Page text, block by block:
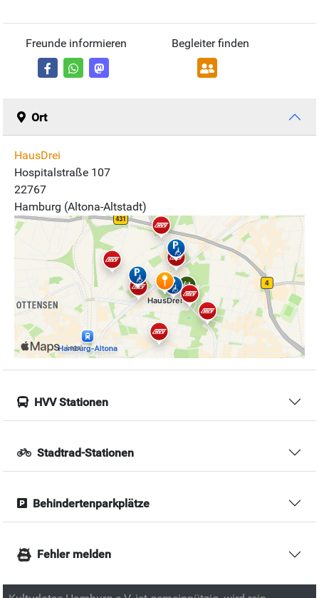
Freunde informieren Begleiter finden
Ort
HausDrei
Hospitalstraße 107
22767
Hamburg (Altona-Altstadt)
HVV Stationen
Stadtrad-Stationen
Behindertenparkplätze
Fehler melden